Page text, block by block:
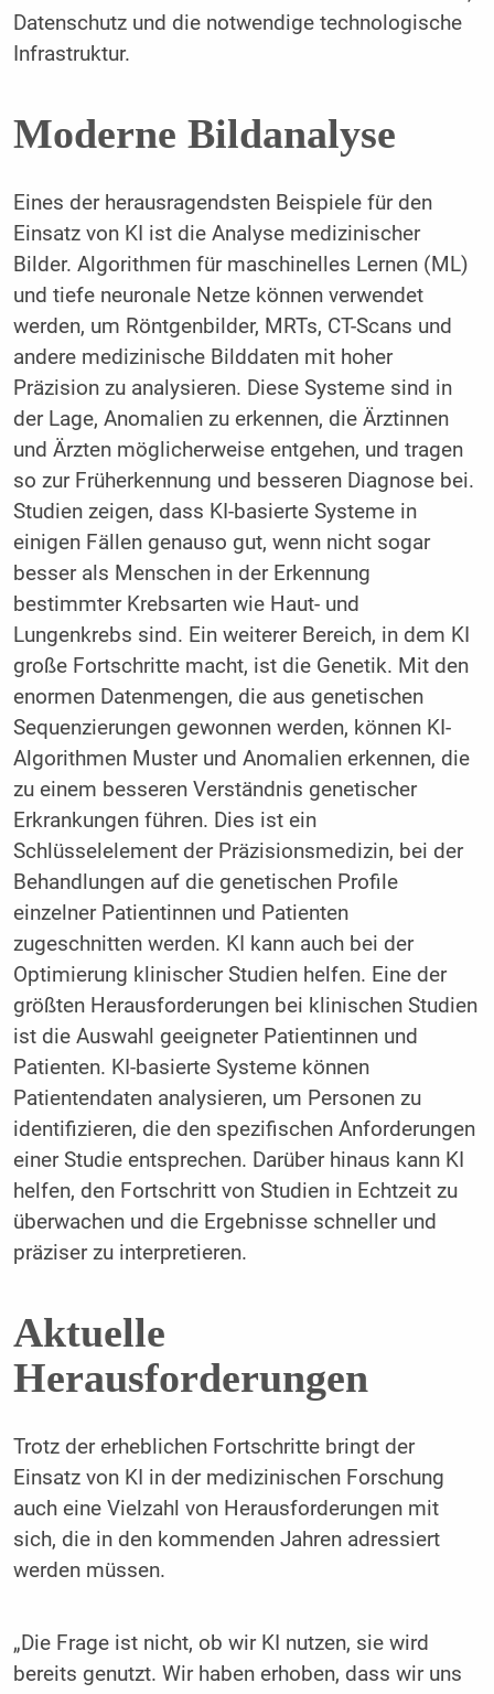
Datenschutz und die notwendige technologische
Infrastruktur.
Moderne Bildanalyse
Eines der herausragendsten Beispiele für den
Einsatz von KI ist die Analyse medizinischer
Bilder. Algorithmen für maschinelles Lernen (ML)
und tiefe neuronale Netze können verwendet
werden, um Röntgenbilder, MRTs, CT-Scans und
andere medizinische Bilddaten mit hoher
Präzision zu analysieren. Diese Systeme sind in
der Lage, Anomalien zu erkennen, die Ärztinnen
und Ärzten möglicherweise entgehen, und tragen
so zur Früherkennung und besseren Diagnose bei.
Studien zeigen, dass KI-basierte Systeme in
einigen Fällen genauso gut, wenn nicht sogar
besser als Menschen in der Erkennung
bestimmter Krebsarten wie Haut- und
Lungenkrebs sind. Ein weiterer Bereich, in dem KI
große Fortschritte macht, ist die Genetik. Mit den
enormen Datenmengen, die aus genetischen
Sequenzierungen gewonnen werden, können KI-
Algorithmen Muster und Anomalien erkennen, die
zu einem besseren Verständnis genetischer
Erkrankungen führen. Dies ist ein
Schlüsselelement der Präzisionsmedizin, bei der
Behandlungen auf die genetischen Profile
einzelner Patientinnen und Patienten
zugeschnitten werden. KI kann auch bei der
Optimierung klinischer Studien helfen. Eine der
größten Herausforderungen bei klinischen Studien
ist die Auswahl geeigneter Patientinnen und
Patienten. KI-basierte Systeme können
Patientendaten analysieren, um Personen zu
identifizieren, die den spezifischen Anforderungen
einer Studie entsprechen. Darüber hinaus kann KI
helfen, den Fortschritt von Studien in Echtzeit zu
überwachen und die Ergebnisse schneller und
präziser zu interpretieren.
Aktuelle
Herausforderungen
Trotz der erheblichen Fortschritte bringt der
Einsatz von KI in der medizinischen Forschung
auch eine Vielzahl von Herausforderungen mit
sich, die in den kommenden Jahren adressiert
werden müssen.
„Die Frage ist nicht, ob wir KI nutzen, sie wird
bereits genutzt. Wir haben erhoben, dass wir uns